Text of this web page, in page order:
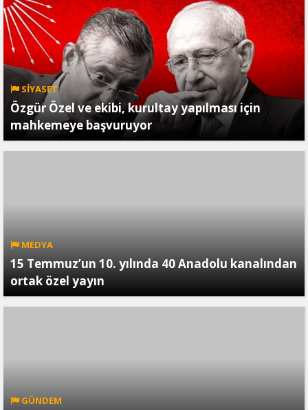
SİYASET
Özgür Özel ve ekibi, kurultay yapılması için
mahkemeye başvuruyor
MEDYA
15 Temmuz’un 10. yılında 40 Anadolu kanalından
ortak özel yayın
GÜNDEM